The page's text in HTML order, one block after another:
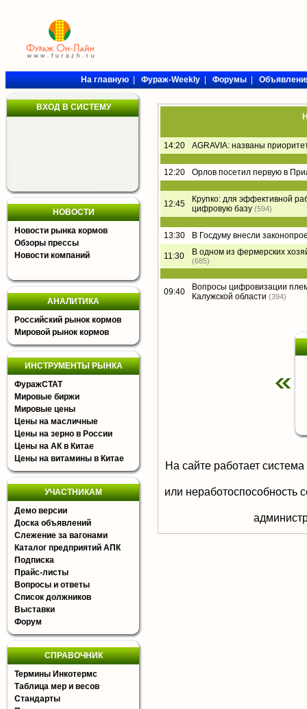
На главную|Фураж-Weekly|Форумы|
ВХОД В СИСТЕМУ
НОВОСТИ
Новости рынка кормов
Обзоры прессы
Новости компаний
АНАЛИТИКА
Российский рынок кормов
Мировой рынок кормов
ИНСТРУМЕНТЫ РЫНКА
ФуражСТАТ
Мировые биржи
Мировые цены
Цены на масличные
Цены на зерно в России
Цены на АК в Китае
Цены на витамины в Китае
УЧАСТНИКАМ
Демо версии
Доска объявлений
Слежение за вагонами
Каталог предприятий АПК
Подписка
Прайс-листы
Вопросы и ответы
Список должников
Выставки
Форум
СПРАВОЧНИК
Термины Инкотермс
Таблица мер и весов
Стандарты
14:20 AGRAVIA: названы
12:20 Орлов посетил первую в
12:45
Крупко: для эффективной
цифровую базу (594)
13:30 В Госдуму внесли
11:30 В одном из фермерских
(685)
09:40
Вопросы цифровизации
Калужской области (394)
На сайте работает
или неработоспособность